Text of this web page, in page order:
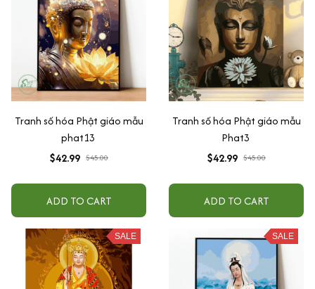
Tranh số hóa Phật giáo mẫu
phat13
$42.99 $45.00
ADD TO CART
Tranh số hóa Phật giáo mẫu
Phat3
$42.99 $45.00
ADD TO CART
SALE SALE